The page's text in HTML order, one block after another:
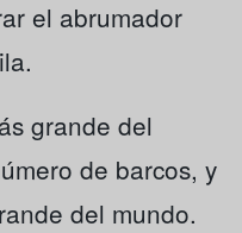
el abrumador
grande del
de barcos, y
del mundo.